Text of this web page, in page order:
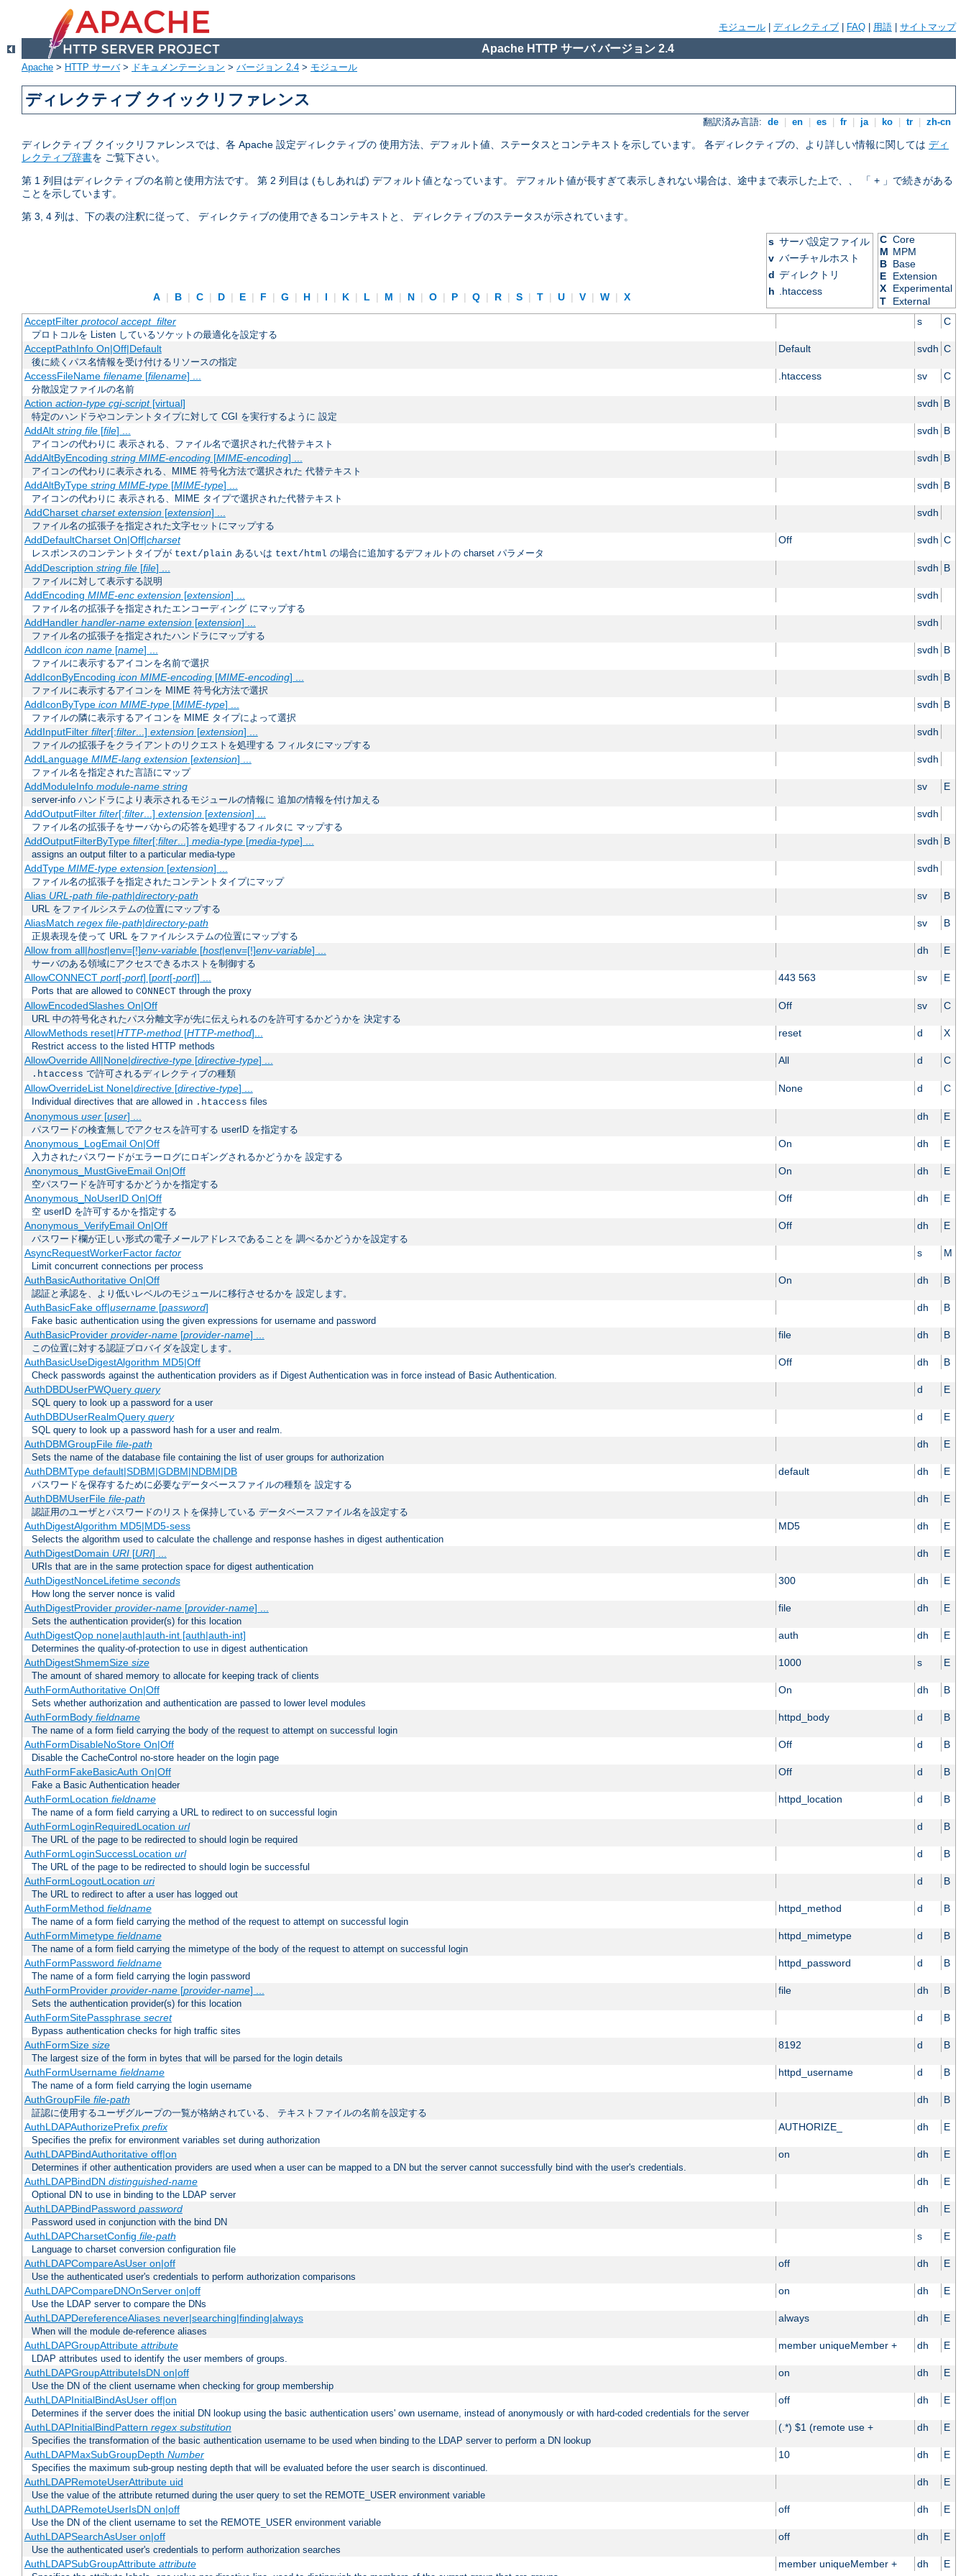
モジュール ディレクティブ FAQ 用語 サイトマップ
Apache HTTP サーバ バージョン 2.4
Apache > HTTP サーバ> ドキュメンテーション > バージョン 2.4 > モジュール
ディレクティブ クイックリファレンス
翻訳済み言語: de en es fr ja ko tr zh-cn
ディレクティブ クイックリファレンスでは、各 Apache 設定ディレクティブの 使用方法、デフォルト値、ステータスとコンテキストを示しています。 各ディレクティブの、より詳しい情報に関しては ディ
レクティブ辞書を ご覧下さい。
第 1 列目はディレクティブの名前と使用方法です。 第 2 列目は (もしあれば) デフォルト値となっています。 デフォルト値が長すぎて表示しきれない場合は、途中まで表示した上で、、 「 + 」で続きがある
ことを示しています。
第 3, 4 列は、下の表の注釈に従って、 ディレクティブの使用できるコンテキストと、 ディレクティブのステータスが示されています。
A | B | C | D | E | F | G | H | I | K | L | M | N | O | P | Q | R | S | T | U | V | W | X
s サーバ設定ファイル
v バーチャルホスト
d ディレクトリ
h .htaccess
C Core
M MPM
B Base
E
Extension
X
Experimental
T
External
AcceptFilter protocol accept_filter s C
プロトコルを Listen しているソケットの最適化を設定する
AcceptPathInfo On|Off|Default Default svdh C
後に続くパス名情報を受け付けるリソースの指定
AccessFileName filename[filename] ... .htaccess sv C
分散設定ファイルの名前
Action action-type cgi-script[virtual] svdh B
特定のハンドラやコンテントタイプに対して CGI を実行するように 設定
AddAlt string file[file] ... svdh B
アイコンの代わりに 表示される、ファイル名で選択された代替テキスト
AddAltByEncoding string MIME-encoding[MIME-encoding] ... svdh B
アイコンの代わりに表示される、MIME 符号化方法で選択された 代替テキスト
AddAltByType string MIME-type[MIME-type] ... svdh B
アイコンの代わりに 表示される、MIME タイプで選択された代替テキスト
AddCharset charset extension[extension] ... svdh
ファイル名の拡張子を指定された文字セットにマップする
AddDefaultCharset On|Off|charset Off svdh C
レスポンスのコンテントタイプが text/plain あるいは text/html の場合に追加するデフォルトの charset パラメータ
AddDescription string file[file] ... svdh B
ファイルに対して表示する説明
AddEncoding MIME-enc extension[extension] ... svdh
ファイル名の拡張子を指定されたエンコーディング にマップする
AddHandler handler-name extension[extension] ... svdh
ファイル名の拡張子を指定されたハンドラにマップする
AddIcon icon name[name] ... svdh B
ファイルに表示するアイコンを名前で選択
AddIconByEncoding icon MIME-encoding[MIME-encoding] ... svdh B
ファイルに表示するアイコンを MIME 符号化方法で選択
AddIconByType icon MIME-type[MIME-type] ... svdh B
ファイルの隣に表示するアイコンを MIME タイプによって選択
AddInputFilter filter[;filter...] extension[extension] ... svdh
ファイルの拡張子をクライアントのリクエストを処理する フィルタにマップする
AddLanguage MIME-lang extension[extension] ... svdh
ファイル名を指定された言語にマップ
AddModuleInfo module-name string sv E
server-info ハンドラにより表示されるモジュールの情報に 追加の情報を付け加える
AddOutputFilter filter[;filter...] extension[extension] ... svdh
ファイル名の拡張子をサーバからの応答を処理するフィルタに マップする
AddOutputFilterByType filter[;filter...] media-type[media-type] ... svdh B
assigns an output filter to a particular media-type
AddType MIME-type extension[extension] ... svdh
ファイル名の拡張子を指定されたコンテントタイプにマップ
Alias URL-path file-path|directory-path sv B
URL をファイルシステムの位置にマップする
AliasMatch regex file-path|directory-path sv B
正規表現を使って URL をファイルシステムの位置にマップする
Allow from all|host|env=[!]env-variable[host|env=[!]env-variable] ... dh E
サーバのある領域にアクセスできるホストを制御する
AllowCONNECT port[-port] [port[-port]] ... 443 563 sv E
Ports that are allowed to CONNECT through the proxy
AllowEncodedSlashes On|Off Off sv C
URL 中の符号化されたパス分離文字が先に伝えられるのを許可するかどうかを 決定する
AllowMethods reset|HTTP-method[HTTP-method]... reset d X
Restrict access to the listed HTTP methods
AllowOverride All|None|directive-type[directive-type] ... All d C
.htaccess で許可されるディレクティブの種類
AllowOverrideList None|directive[directive-type] ... None d C
Individual directives that are allowed in .htaccess files
Anonymous user[user] ... dh E
パスワードの検査無しでアクセスを許可する userID を指定する
Anonymous_LogEmail On|Off On dh E
入力されたパスワードがエラーログにロギングされるかどうかを 設定する
Anonymous_MustGiveEmail On|Off On dh E
空パスワードを許可するかどうかを指定する
Anonymous_NoUserID On|Off Off dh E
空 userID を許可するかを指定する
Anonymous_VerifyEmail On|Off Off dh E
パスワード欄が正しい形式の電子メールアドレスであることを 調べるかどうかを設定する
AsyncRequestWorkerFactor factor s M
Limit concurrent connections per process
AuthBasicAuthoritative On|Off On dh B
認証と承認を、より低いレベルのモジュールに移行させるかを 設定します。
AuthBasicFake off|username[password] dh B
Fake basic authentication using the given expressions for username and password
AuthBasicProvider provider-name[provider-name] ... file dh B
この位置に対する認証プロバイダを設定します。
AuthBasicUseDigestAlgorithm MD5|Off Off dh B
Check passwords against the authentication providers as if Digest Authentication was in force instead of Basic Authentication.
AuthDBDUserPWQuery query d E
SQL query to look up a password for a user
AuthDBDUserRealmQuery query d E
SQL query to look up a password hash for a user and realm.
AuthDBMGroupFile file-path dh E
Sets the name of the database file containing the list of user groups for authorization
AuthDBMType default|SDBM|GDBM|NDBM|DB default dh E
パスワードを保存するために必要なデータベースファイルの種類を 設定する
AuthDBMUserFile file-path dh E
認証用のユーザとパスワードのリストを保持している データベースファイル名を設定する
AuthDigestAlgorithm MD5|MD5-sess MD5 dh E
Selects the algorithm used to calculate the challenge and response hashes in digest authentication
AuthDigestDomain URI[URI] ... dh E
URIs that are in the same protection space for digest authentication
AuthDigestNonceLifetime seconds 300 dh E
How long the server nonce is valid
AuthDigestProvider provider-name[provider-name] ... file dh E
Sets the authentication provider(s) for this location
AuthDigestQop none|auth|auth-int [auth|auth-int] auth dh E
Determines the quality-of-protection to use in digest authentication
AuthDigestShmemSize size 1000 s E
The amount of shared memory to allocate for keeping track of clients
AuthFormAuthoritative On|Off On dh B
Sets whether authorization and authentication are passed to lower level modules
AuthFormBody fieldname httpd_body d B
The name of a form field carrying the body of the request to attempt on successful login
AuthFormDisableNoStore On|Off Off d B
Disable the CacheControl no-store header on the login page
AuthFormFakeBasicAuth On|Off Off d B
Fake a Basic Authentication header
AuthFormLocation fieldname httpd_location d B
The name of a form field carrying a URL to redirect to on successful login
AuthFormLoginRequiredLocation url d B
The URL of the page to be redirected to should login be required
AuthFormLoginSuccessLocation url d B
The URL of the page to be redirected to should login be successful
AuthFormLogoutLocation uri d B
The URL to redirect to after a user has logged out
AuthFormMethod fieldname httpd_method d B
The name of a form field carrying the method of the request to attempt on successful login
AuthFormMimetype fieldname httpd_mimetype d B
The name of a form field carrying the mimetype of the body of the request to attempt on successful login
AuthFormPassword fieldname httpd_password d B
The name of a form field carrying the login password
AuthFormProvider provider-name[provider-name] ... file dh B
Sets the authentication provider(s) for this location
AuthFormSitePassphrase secret d B
Bypass authentication checks for high traffic sites
AuthFormSize size 8192 d B
The largest size of the form in bytes that will be parsed for the login details
AuthFormUsername fieldname httpd_username d B
The name of a form field carrying the login username
AuthGroupFile file-path dh B
証認に使用するユーザグループの一覧が格納されている、 テキストファイルの名前を設定する
AuthLDAPAuthorizePrefix prefix AUTHORIZE_ dh E
Specifies the prefix for environment variables set during authorization
AuthLDAPBindAuthoritative off|on on dh E
Determines if other authentication providers are used when a user can be mapped to a DN but the server cannot successfully bind with the user's credentials.
AuthLDAPBindDN distinguished-name dh E
Optional DN to use in binding to the LDAP server
AuthLDAPBindPassword password dh E
Password used in conjunction with the bind DN
AuthLDAPCharsetConfig file-path s E
Language to charset conversion configuration file
AuthLDAPCompareAsUser on|off off dh E
Use the authenticated user's credentials to perform authorization comparisons
AuthLDAPCompareDNOnServer on|off on dh E
Use the LDAP server to compare the DNs
AuthLDAPDereferenceAliases never|searching|finding|always always dh E
When will the module de-reference aliases
AuthLDAPGroupAttribute attribute member uniqueMember + dh E
LDAP attributes used to identify the user members of groups.
AuthLDAPGroupAttributeIsDN on|off on dh E
Use the DN of the client username when checking for group membership
AuthLDAPInitialBindAsUser off|on off dh E
Determines if the server does the initial DN lookup using the basic authentication users' own username, instead of anonymously or with hard-coded credentials for the server
AuthLDAPInitialBindPattern regex substitution (.*) $1 (remote use + dh E
Specifies the transformation of the basic authentication username to be used when binding to the LDAP server to perform a DN lookup
AuthLDAPMaxSubGroupDepth Number 10 dh E
Specifies the maximum sub-group nesting depth that will be evaluated before the user search is discontinued.
AuthLDAPRemoteUserAttribute uid dh E
Use the value of the attribute returned during the user query to set the REMOTE_USER environment variable
AuthLDAPRemoteUserIsDN on|off off dh E
Use the DN of the client username to set the REMOTE_USER environment variable
AuthLDAPSearchAsUser on|off off dh E
Use the authenticated user's credentials to perform authorization searches
AuthLDAPSubGroupAttribute attribute member uniqueMember + dh E